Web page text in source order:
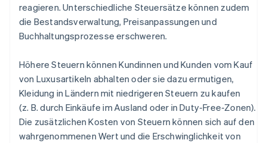
reagieren. Unterschiedliche Steuersätze können zudem
die Bestandsverwaltung, Preisanpassungen und
Buchhaltungsprozesse erschweren.
Höhere Steuern können Kundinnen und Kunden vom Kauf
von Luxusartikeln abhalten oder sie dazu ermutigen,
Kleidung in Ländern mit niedrigeren Steuern zu kaufen
(z. B. durch Einkäufe im Ausland oder in Duty-Free-Zonen).
Die zusätzlichen Kosten von Steuern können sich auf den
wahrgenommenen Wert und die Erschwinglichkeit von